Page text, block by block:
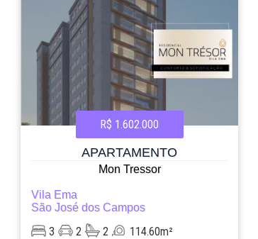
R$ 1.602.000
APARTAMENTO
Mon Tressor
Vila Ema
São José dos Campos
3 2 2 114.60m²